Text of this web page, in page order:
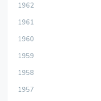
1962
1961
1960
1959
1958
1957